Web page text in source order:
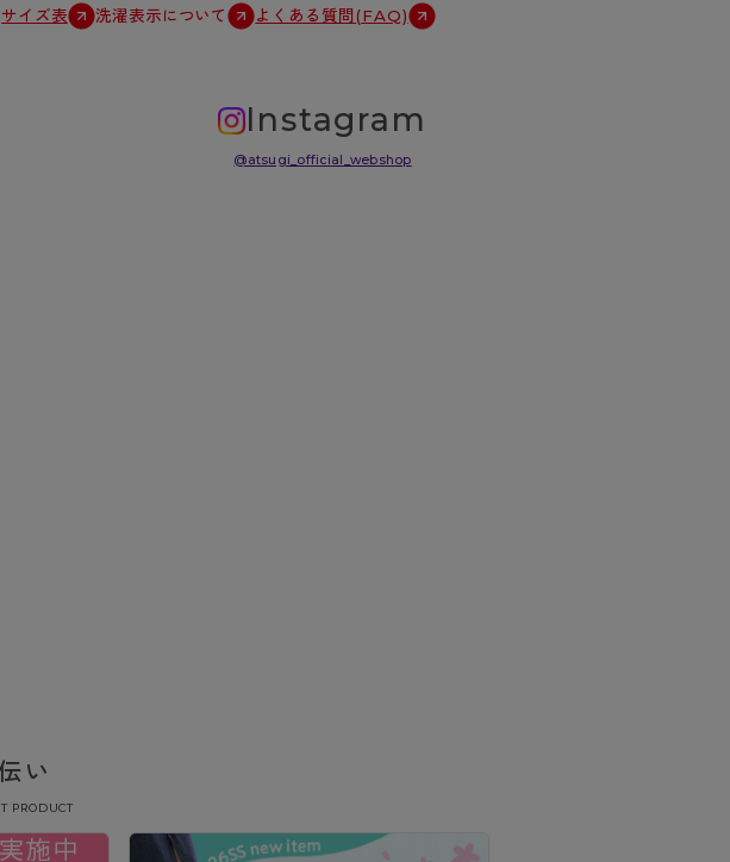
サイズ表 洗濯表示について よくある質問(FAQ)
Instagram
@atsugi_official_webshop
い
PRODUCT